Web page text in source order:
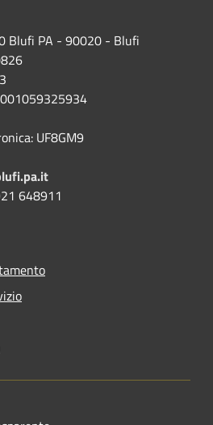
Blufi PA - 90020 - Blufi
UF8GM9
648911